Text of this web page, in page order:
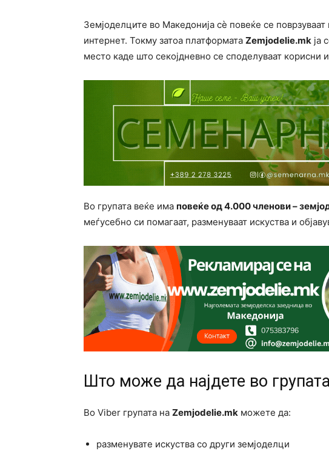
Земјоделците во Македонија сè повеќе се
интернет. Токму затоа платформата Zemjodelie.mk ја
место каде што секојдневно се споделуваат корисни
Во групата веќе има повеќе од 4.000 членови –
меѓусебно си помагаат, разменуваат искуства и
Што може да најдете во
Во Viber групата на Zemjodelie.mk можете да:
разменувате искуства со други земјоделци